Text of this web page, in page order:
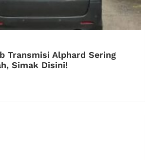
Transmisi Alphard Sering
Simak Disini!